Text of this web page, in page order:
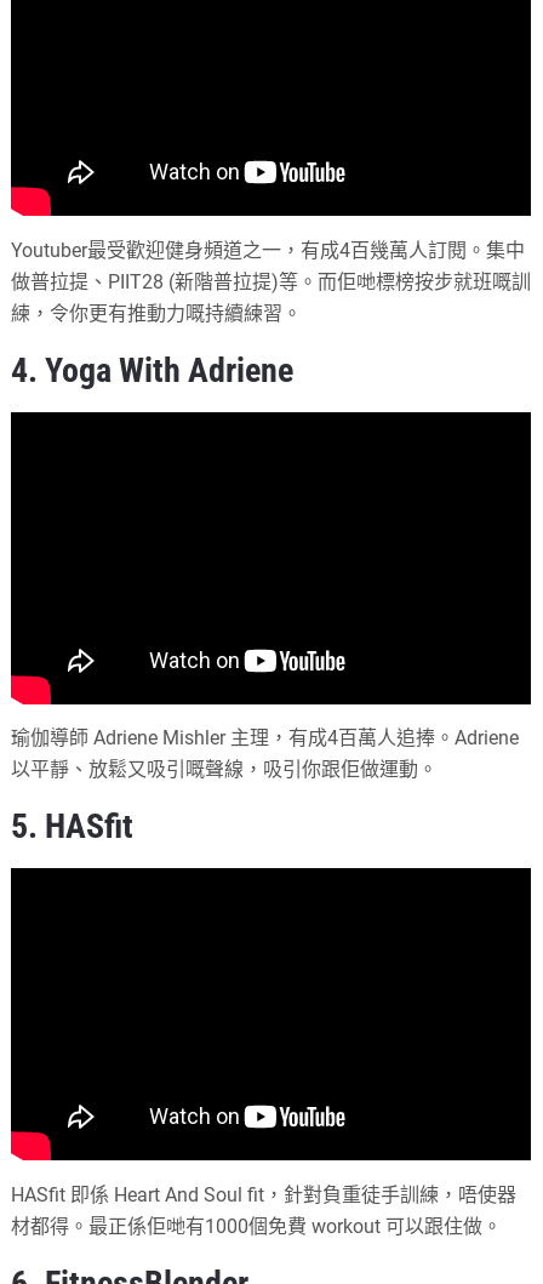
Youtuber最受歡迎健身頻道之一，有成4百幾萬人訂閱。集中
做普拉提、PIIT28 (新階普拉提)等。而佢哋標榜按步就班嘅訓
練，令你更有推動力嘅持續練習。
4. Yoga With Adriene
瑜伽導師 Adriene Mishler 主理，有成4百萬人追捧。Adriene
以平靜、放鬆又吸引嘅聲線，吸引你跟佢做運動。
5. HASfit
HASfit 即係 Heart And Soul fit，針對負重徒手訓練，唔使器
材都得。最正係佢哋有1000個免費 workout 可以跟住做。